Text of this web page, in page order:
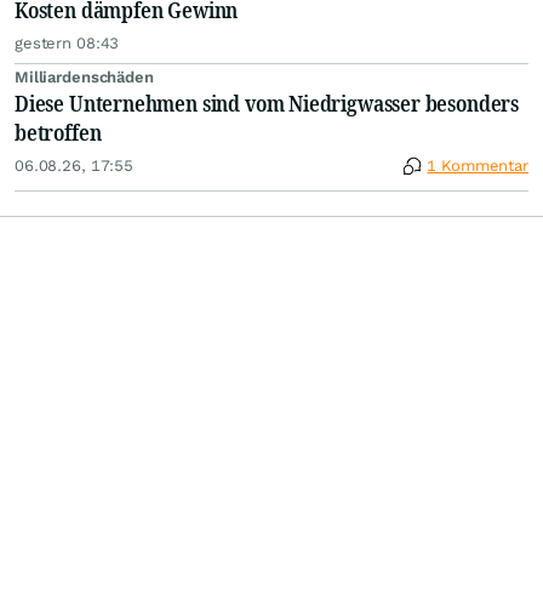
Kosten dämpfen Gewinn
gestern 08:43
Milliardenschäden
Diese Unternehmen sind vom Niedrigwasser besonders
betroffen
06.08.26, 17:55 1 Kommentar